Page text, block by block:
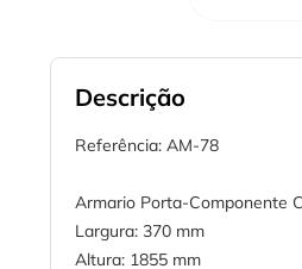
Descrição
Referência: AM-78
Armario Porta-Componente
Largura: 370 mm
Altura: 1855 mm